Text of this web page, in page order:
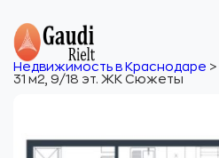
Недвижимость в Краснодаре >
31 м2, 9/18 эт. ЖК Сюжеты